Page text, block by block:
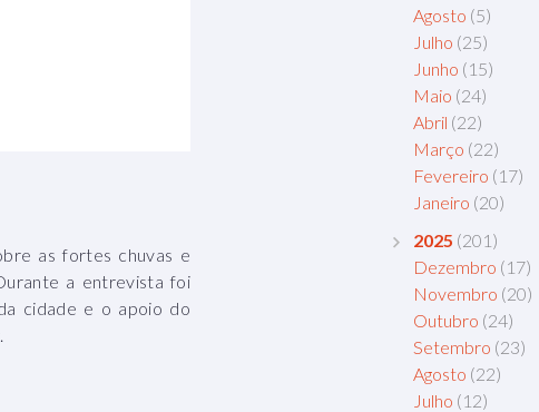
as fortes chuvas e
a entrevista foi
cidade e o apoio do
Agosto (5)
Julho (25)
Junho (15)
Maio (24)
Abril (22)
Março (22)
Fevereiro (17)
Janeiro (20)
2025 (201)
Dezembro (17)
Novembro (20)
Outubro (24)
Setembro (23)
Agosto (22)
Julho (12)